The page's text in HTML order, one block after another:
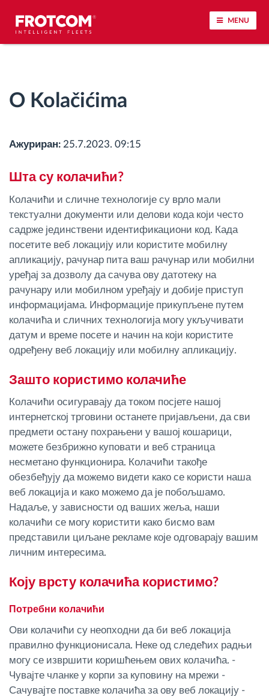
MENU
Analiza ponašanja u vožnji
Daljinsko preuzimanje tahografa
Kontrola pristupa
Upravljanje gorivom
Planiranje i nadgledanje rute
Automatska identifikacija vozača
Kako rešavamo sve aktivnosti voznog parka
Kalkulator uštede
O Kolačićima
Ажуриран: 25.7.2023. 09:15
Шта су колачићи?
Колачићи и сличне технологије су врло мали
текстуални документи или делови кода који често
садрже јединствени идентификациони код. Када
посетите веб локацију или користите мобилну
апликацију, рачунар пита ваш рачунар или мобилни
уређај за дозволу да сачува ову датотеку на
рачунару или мобилном уређају и добије приступ
информацијама. Информације прикупљене путем
колачића и сличних технологија могу укључивати
датум и време посете и начин на који користите
одређену веб локацију или мобилну апликацију.
Зашто користимо колачиће
Колачићи осигуравају да током посјете нашој
интернетској трговини останете пријављени, да сви
предмети остану похрањени у вашој кошарици,
можете безбрижно куповати и веб страница
несметано функционира. Колачићи такође
обезбеђују да можемо видети како се користи наша
веб локација и како можемо да је побољшамо.
Надаље, у зависности од ваших жеља, наши
колачићи се могу користити како бисмо вам
представили циљане рекламе које одговарају вашим
личним интересима.
Коју врсту колачића користимо?
Потребни колачићи
Ови колачићи су неопходни да би веб локација
правилно функционисала. Неке од следећих радњи
могу се извршити коришћењем ових колачића. -
Чувајте чланке у корпи за куповину на мрежи -
Сачувајте поставке колачића за ову веб локацију -